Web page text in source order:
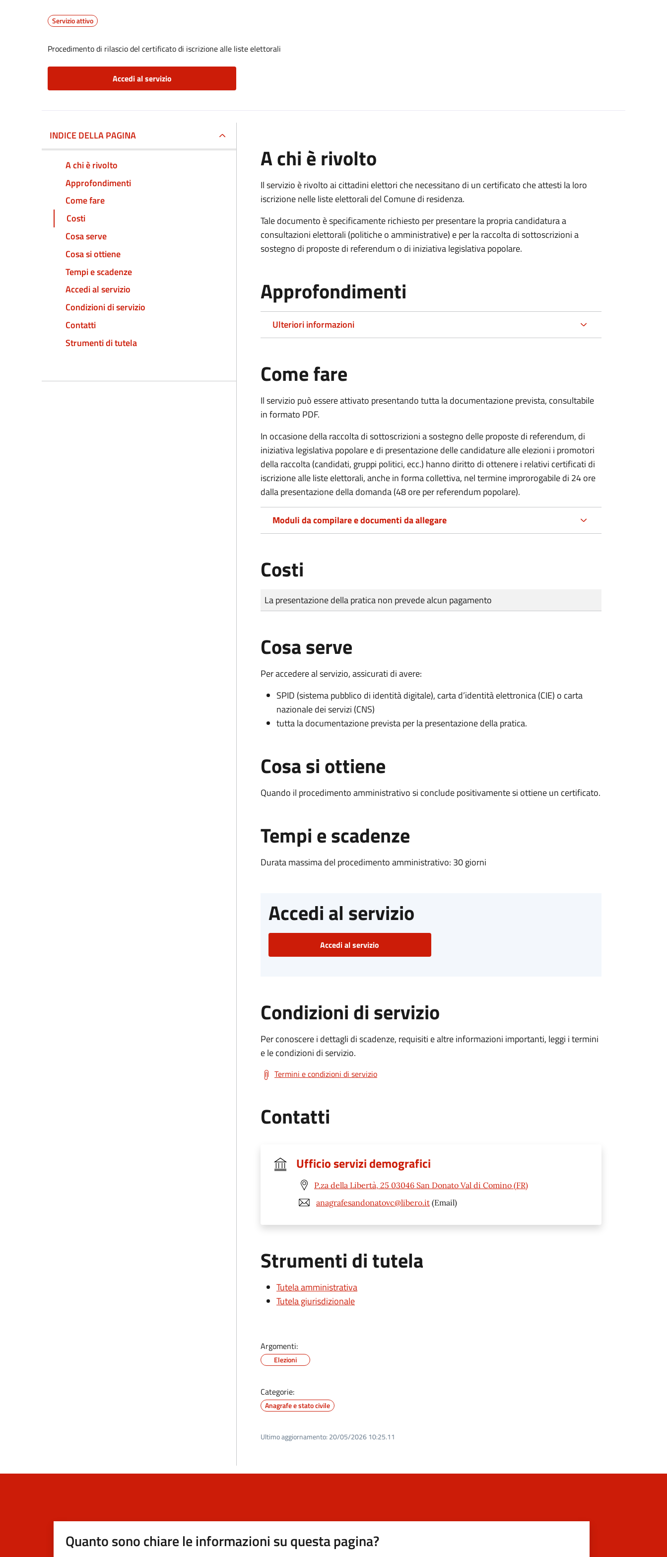
Servizio attivo
Procedimento di rilascio del certificato di iscrizione alle liste elettorali
Accedi al servizio
INDICE DELLA PAGINA
A chi è rivolto
Approfondimenti
Come fare
Costi
Cosa serve
Cosa si ottiene
Tempi e scadenze
Accedi al servizio
Condizioni di servizio
Contatti
Strumenti di tutela
A chi è rivolto
Il servizio è rivolto ai cittadini elettori che necessitano di un certificato che attesti la loro
iscrizione nelle liste elettorali del Comune di residenza.
Tale documento è specificamente richiesto per presentare la propria candidatura a
consultazioni elettorali (politiche o amministrative) e per la raccolta di sottoscrizioni a
sostegno di proposte di referendum o di iniziativa legislativa popolare.
Approfondimenti
Ulteriori informazioni
Come fare
Il servizio può essere attivato presentando tutta la documentazione prevista, consultabile
in formato PDF.
In occasione della raccolta di sottoscrizioni a sostegno delle proposte di referendum, di
iniziativa legislativa popolare e di presentazione delle candidature alle elezioni i promotori
della raccolta (candidati, gruppi politici, ecc.) hanno diritto di ottenere i relativi certificati di
iscrizione alle liste elettorali, anche in forma collettiva, nel termine improrogabile di 24 ore
dalla presentazione della domanda (48 ore per referendum popolare).
Moduli da compilare e documenti da allegare
Costi
Tipo di pagamento
Importo
La presentazione della pratica non prevede alcun pagamento
Cosa serve
Per accedere al servizio, assicurati di avere:
SPID (sistema pubblico di identità digitale), carta d’identità elettronica (CIE) o carta
nazionale dei servizi (CNS)
tutta la documentazione prevista per la presentazione della pratica.
Cosa si ottiene
Quando il procedimento amministrativo si conclude positivamente si ottiene un certificato.
Tempi e scadenze
Durata massima del procedimento amministrativo: 30 giorni
Accedi al servizio
Accedi al servizio
Condizioni di servizio
Per conoscere i dettagli di scadenze, requisiti e altre informazioni importanti, leggi i termini
e le condizioni di servizio.
Termini e condizioni di servizio
Contatti
Ufficio servizi demografici
P.za della Libertà, 25 03046 San Donato Val di Comino (FR)
anagrafesandonatovc@libero.it (Email)
Strumenti di tutela
Tutela amministrativa
Tutela giurisdizionale
Argomenti:
Elezioni
Categorie:
Anagrafe e stato civile
Ultimo aggiornamento: 20/05/2026 10:25.11
Quanto sono chiare le informazioni su questa pagina?